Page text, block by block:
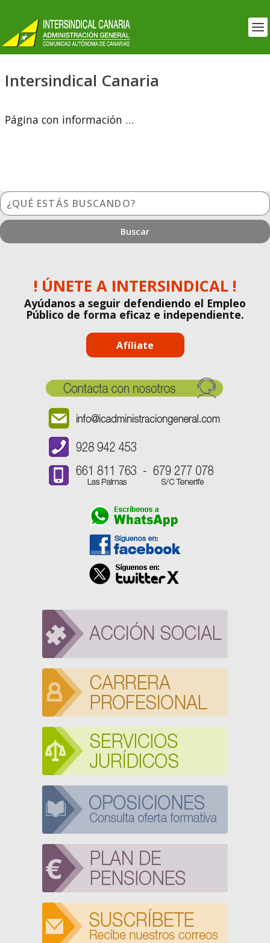
Intersindical Canaria
Página con información …
¿Qué
estás
buscando?
! ÚNETE A INTERSINDICAL !
Ayúdanos a seguir defendiendo el Empleo
Público de forma eficaz e independiente.
Afíliate